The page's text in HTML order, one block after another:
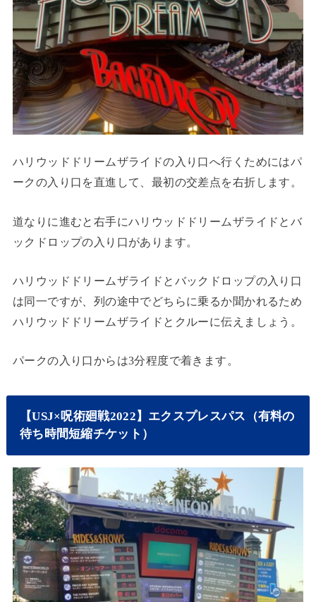
ハリウッドドリームザライドの入り口へ行くためにはパ
ークの入り口を直進して、最初の交差点を右折します。
道なりに進むと右手にハリウッドドリームザライドとバ
ックドロップの入り口があります。
ハリウッドドリームザライドとバックドロップの入り口
は同一ですが、列の途中でどちらに乗るか聞かれるため
ハリウッドドリームザライドとクルーに伝えましょう。
パークの入り口からは3分程度で着きます。
【USJ×呪術廻戦2022】エクスプレスパス（有料の
待ち時間短縮チケット）